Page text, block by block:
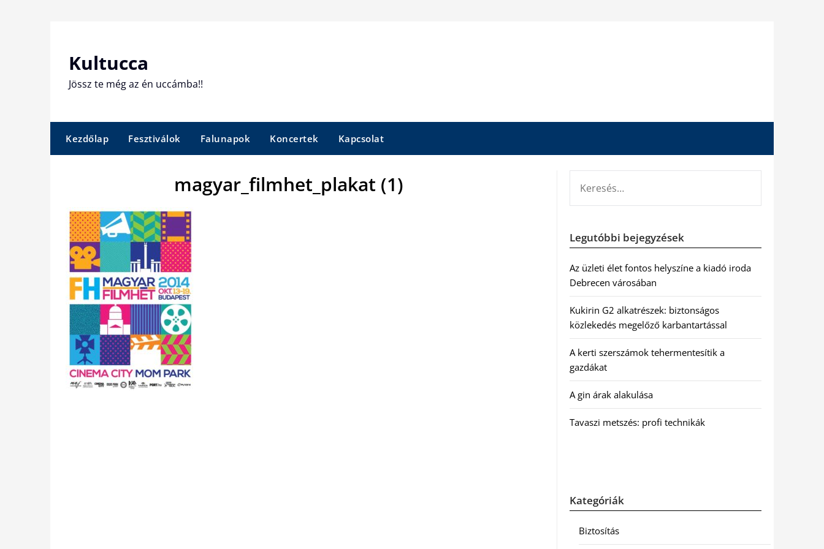
Kultucca
Jössz te még az én uccámba!!
Kezdőlap Fesztiválok Falunapok Koncertek Kapcsolat
magyar_filmhet_plakat (1)
Legutóbbi bejegyzések
Az üzleti élet fontos helyszíne a kiadó iroda
Debrecen városában
Kukirin G2 alkatrészek: biztonságos
közlekedés megelőző karbantartással
A kerti szerszámok tehermentesítik a
gazdákat
A gin árak alakulása
Tavaszi metszés: profi technikák
Kategóriák
Biztosítás